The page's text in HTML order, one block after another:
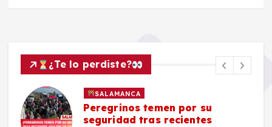
¿Te lo perdiste?
SALAMANCA
Peregrinos temen por su
seguridad tras recientes